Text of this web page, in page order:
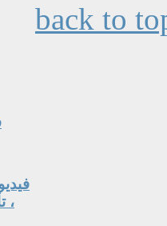
back to
،